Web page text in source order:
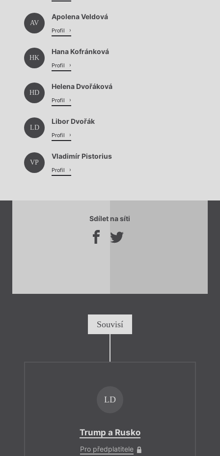
AV
Apolena Veldová
Profil
HK
Hana Kofránková
Profil
HD
Helena Dvořáková
Profil
LD
Libor Dvořák
Profil
VP
Vladimír Pistorius
Profil
Sdílet na síti
Souvisí
LD
Trump a Rusko
Pro předplatitele